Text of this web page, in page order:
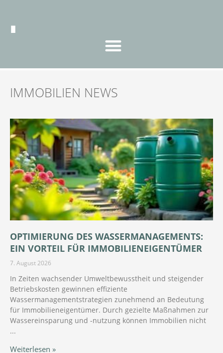
IMMOBILIEN NEWS
OPTIMIERUNG DES WASSERMANAGEMENTS:
EIN VORTEIL FÜR IMMOBILIENEIGENTÜMER
7. August 2026
In Zeiten wachsender Umweltbewusstheit und steigender
Betriebskosten gewinnen effiziente
Wassermanagementstrategien zunehmend an Bedeutung
für Immobilieneigentümer. Durch gezielte Maßnahmen zur
Wassereinsparung und -nutzung können Immobilien nicht
Weiterlesen »